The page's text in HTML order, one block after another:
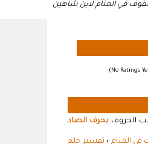
في المنام لابن شاهين
الحروف بحرف الصاد
المنام • تفسير حلم